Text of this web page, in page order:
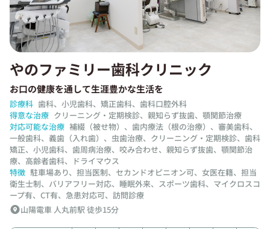
やのファミリー歯科クリニック
お口の健康を通して生涯豊かな生活を
診療科 歯科、小児歯科、矯正歯科、歯科口腔外科
得意な治療 クリーニング・定期検診、親知らず抜歯、顎関節治療
対応可能な治療 補綴（被せ物）、歯内療法（根の治療）、審美歯科、
一般歯科、義歯（入れ歯）、虫歯治療、クリーニング・定期検診、歯科
矯正、小児歯科、歯周病治療、咬み合わせ、親知らず抜歯、顎関節治
療、高齢者歯科、ドライマウス
特徴 駐車場あり、担当医制、セカンドオピニオン可、女医在籍、担当
衛生士制、バリアフリー対応、睡眠外来、スポーツ歯科、マイクロスコ
ープ有、CT有、急患対応可、訪問診療
山陽電車 人丸前駅 徒歩15分